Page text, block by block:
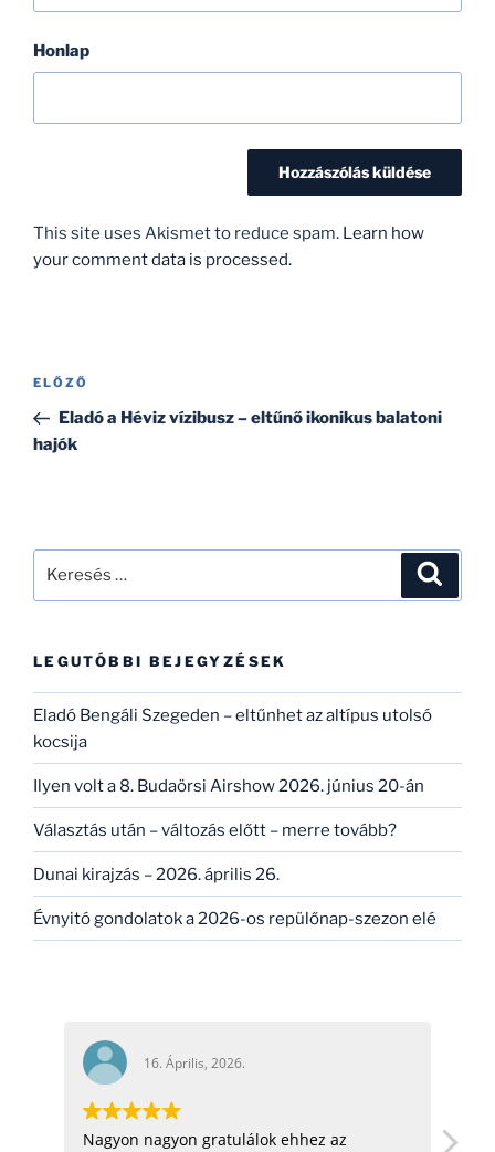
Honlap
This site uses Akismet to reduce spam. Learn how
your comment data is processed.
Bejegyzés
Korábbi
bejegyzés
ELŐZŐ
Eladó a Héviz vízibusz – eltűnő ikonikus balatoni
hajók
LEGUTÓBBI BEJEGYZÉSEK
Eladó Bengáli Szegeden – eltűnhet az altípus utolsó
kocsija
Ilyen volt a 8. Budaörsi Airshow 2026. június 20-án
Választás után – változás előtt – merre tovább?
Dunai kirajzás – 2026. április 26.
Évnyitó gondolatok a 2026-os repülőnap-szezon elé
16. Április, 2026.
Nagyon nagyon gratulálok ehhez az